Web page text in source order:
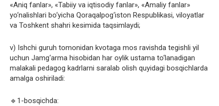
«Aniq fanlar», «Tabiiy va iqtisodiy fanlar», «Amaliy fanlar»
yo‘nalishlari bo‘yicha Qoraqalpog‘iston Respublikasi, viloyatlar
va Toshkent shahri kesimida taqsimlaydi;
v) Ishchi guruh tomonidan kvotaga mos ravishda tegishli yil
uchun Jamg‘arma hisobidan har oylik ustama to‘lanadigan
malakali pedagog kadrlarni saralab olish quyidagi bosqichlarda
amalga oshiriladi:
🔹1-bosqichda: